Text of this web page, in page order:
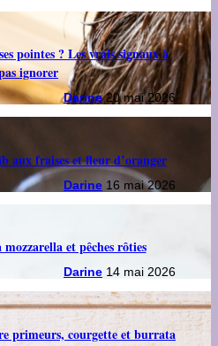
pointes ? Les vrais signaux à
ignorer
Darine 20 mai 2026
aux fraises et fleur d’oranger
Darine 16 mai 2026
et pêches rôties
Darine 14 mai 2026
primeurs, courgette et burrata